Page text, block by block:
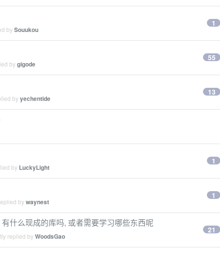
bySouukou
1
bygigode
55
byyechentide
13
by LuckyLight
1
bywaynest
1
什么现成的库吗, 或者需要学习哪些东西呢
replied byWoodsGao
21